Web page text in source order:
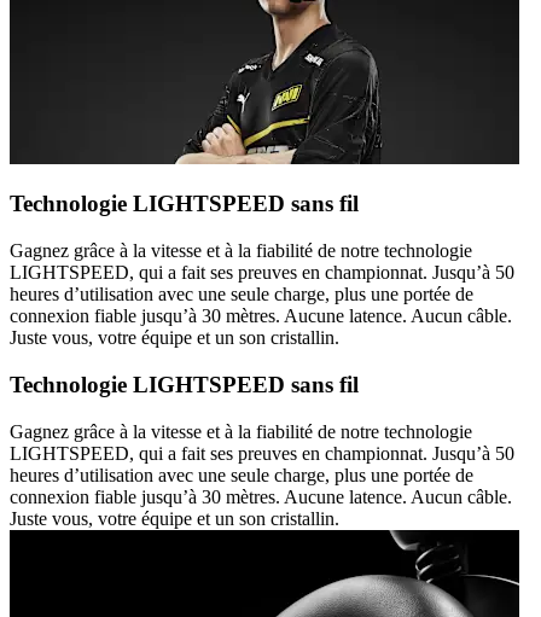
Technologie LIGHTSPEED sans fil
Gagnez grâce à la vitesse et à la fiabilité de notre technologie
LIGHTSPEED, qui a fait ses preuves en championnat. Jusqu’à 50
heures d’utilisation avec une seule charge, plus une portée de
connexion fiable jusqu’à 30 mètres. Aucune latence. Aucun câble.
Juste vous, votre équipe et un son cristallin.
Technologie LIGHTSPEED sans fil
Gagnez grâce à la vitesse et à la fiabilité de notre technologie
LIGHTSPEED, qui a fait ses preuves en championnat. Jusqu’à 50
heures d’utilisation avec une seule charge, plus une portée de
connexion fiable jusqu’à 30 mètres. Aucune latence. Aucun câble.
Juste vous, votre équipe et un son cristallin.